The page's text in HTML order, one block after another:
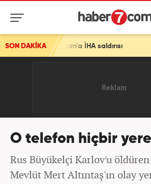
SON DAKİKAİHA saldırısı
O telefon hiçbir
Rus Büyükelçi Karlov'u
Mevlüt Mert Altıntaş'ın olay